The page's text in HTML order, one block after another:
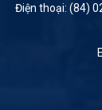
Điện thoại: